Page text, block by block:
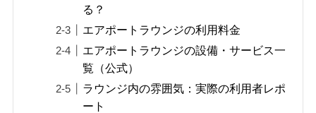
る？
エアポートラウンジの利用料金
エアポートラウンジの設備・サービス一
覧（公式）
ラウンジ内の雰囲気：実際の利用者レポ
ート